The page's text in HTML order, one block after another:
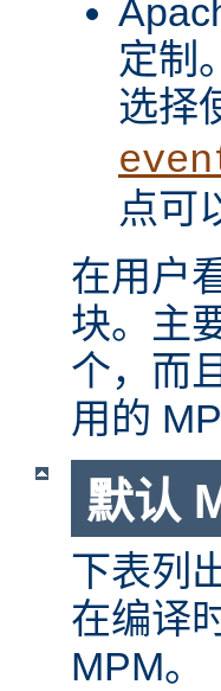
定制
选择
点可
在用户
块。主
个，而
用的
默认
下表列
在编译
MPM。